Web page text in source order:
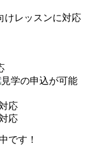
です！